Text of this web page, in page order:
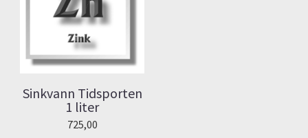
Sinkvann Tidsporten
1 liter
725,00